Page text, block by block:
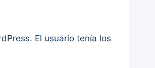
El usuario tenía los